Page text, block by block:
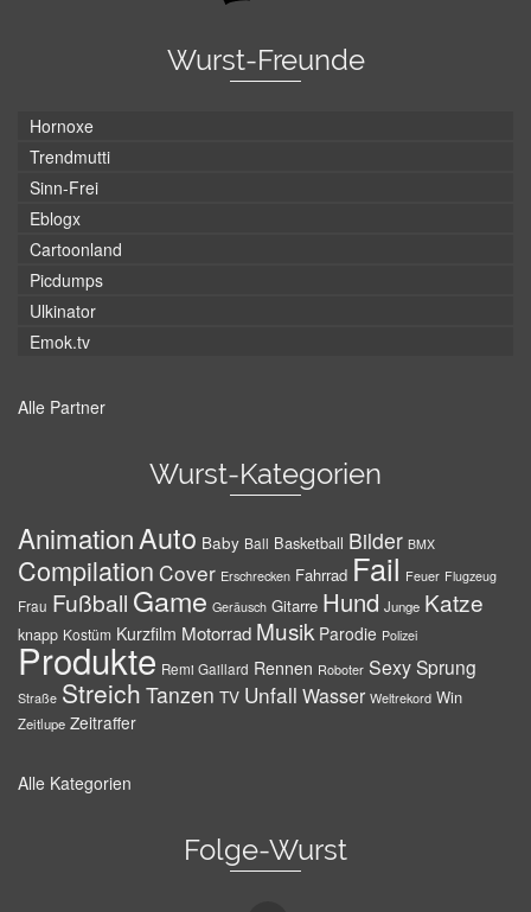
Wurst-Freunde
Hornoxe
Trendmutti
Sinn-Frei
Eblogx
Cartoonland
Picdumps
Ulkinator
Emok.tv
Alle Partner
Wurst-Kategorien
AnimationAuto Baby Ball Basketball Bilder BMX
Compilation Cover Erschrecken Fahrrad Fail Feuer Flugzeug
Frau Fußball Game Geräusch Gitarre Hund Junge Katze
knapp Kostüm Kurzfilm Motorrad Musik Parodie Polizei
Produkte Remi Gaillard Rennen Roboter SexySprung
Straße Streich Tanzen TV Unfall Wasser Weltrekord Win
Zeitlupe Zeitraffer
Alle Kategorien
Folge-Wurst